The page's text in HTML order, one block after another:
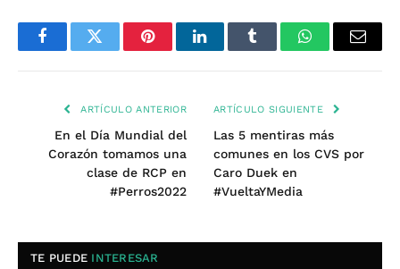
FacebookTwitter PinterestLinkedInTumblr WhatsAppEmail
ARTÍCULO ANTERIOR
En el Día Mundial del
Corazón tomamos una
clase de RCP en
#Perros2022
ARTÍCULO SIGUIENTE
Las 5 mentiras más
comunes en los CVS por
Caro Duek en
#VueltaYMedia
TE PUEDE INTERESAR